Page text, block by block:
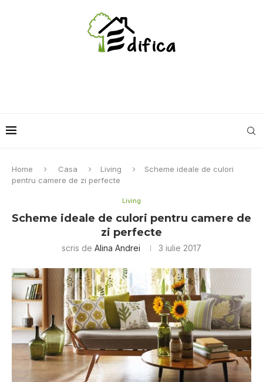
Home Casa Living
Scheme ideale de culori
pentru camere de zi perfecte
Living
Scheme ideale de culori pentru camere de
zi perfecte
scris de Alina Andrei 3 iulie 2017